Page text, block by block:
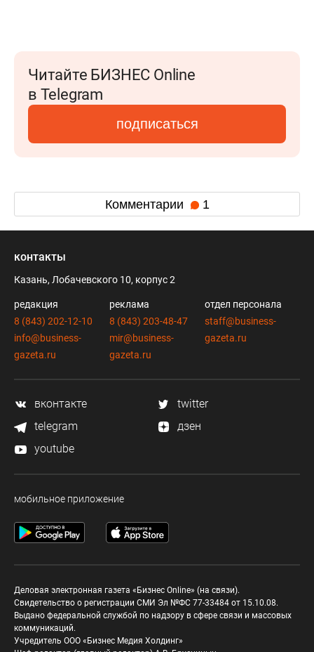
Читайте БИЗНЕС Online
в Telegram
подписаться
Комментарии 1
контакты
Казань, Лобачевского 10, корпус 2
редакция
8 (843) 202-12-10
info@business-
gazeta.ru
реклама
8 (843) 203-48-47
mir@business-
gazeta.ru
отдел персонала
staff@business-
gazeta.ru
вконтакте
twitter
telegram
дзен
youtube
мобильное приложение
Деловая электронная газета «Бизнес Online» (на связи).
Свидетельство о регистрации СМИ Эл №ФС 77-33484 от 15.10.08.
Выдано федеральной службой по надзору в сфере связи и массовых
коммуникаций.
Учредитель ООО «Бизнес Медия Холдинг»